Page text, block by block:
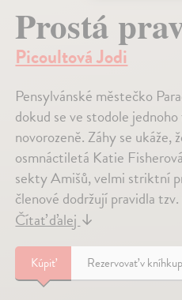
Prostá
Picoultová Jodi
Pensylvánské městečko
dokud se ve stodole
novorozeně. Záhy se
osmnáctiletá Katie
sekty Amišů, velmi striktní
členové dodržují pravidla
Čítať ďalej↓
Kúpiť Rezervovať v